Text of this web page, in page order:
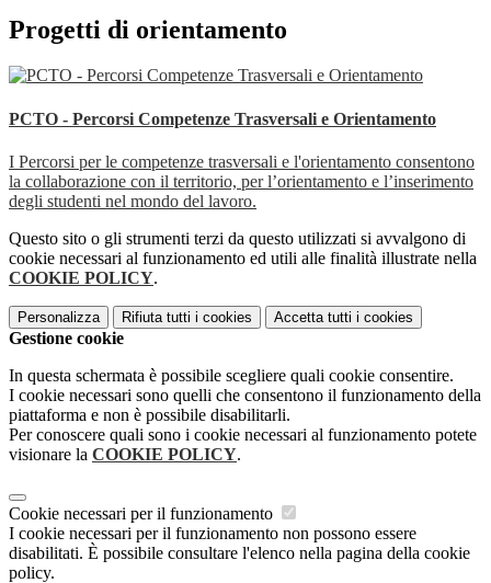
Progetti di orientamento
PCTO - Percorsi Competenze Trasversali e Orientamento
I Percorsi per le competenze trasversali e l'orientamento consentono
la collaborazione con il territorio, per l’orientamento e l’inserimento
degli studenti nel mondo del lavoro.
Questo sito o gli strumenti terzi da questo utilizzati si avvalgono di
cookie necessari al funzionamento ed utili alle finalità illustrate nella
COOKIE POLICY.
Personalizza Rifiuta tutti i cookies Accetta tutti i cookies
Gestione cookie
In questa schermata è possibile scegliere quali cookie consentire.
I cookie necessari sono quelli che consentono il funzionamento della
piattaforma e non è possibile disabilitarli.
Per conoscere quali sono i cookie necessari al funzionamento potete
visionare la COOKIE POLICY.
Cookie necessari per il funzionamento
I cookie necessari per il funzionamento non possono essere
disabilitati. È possibile consultare l'elenco nella pagina della cookie
policy.